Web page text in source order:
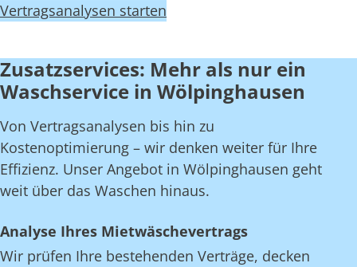
Vertragsanalysen starten
Zusatzservices: Mehr als nur ein
Waschservice in Wölpinghausen
Von Vertragsanalysen bis hin zu
Kostenoptimierung – wir denken weiter für Ihre
Effizienz. Unser Angebot in Wölpinghausen geht
weit über das Waschen hinaus.
Analyse Ihres Mietwäschevertrags
Wir prüfen Ihre bestehenden Verträge, decken